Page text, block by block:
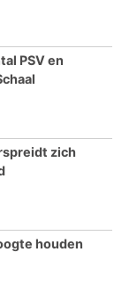
PSV en
zich
houden